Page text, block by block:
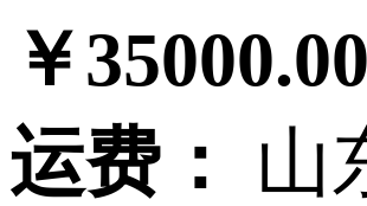
￥35000.00
运费：
山